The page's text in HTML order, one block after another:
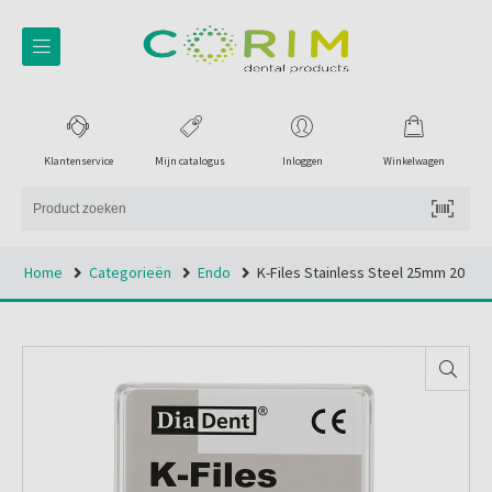
Winkelwagen
Inloggen
Mijn catalogus
Klantenservice
Home Categorieën Endo K-Files Stainless Steel 25mm 20